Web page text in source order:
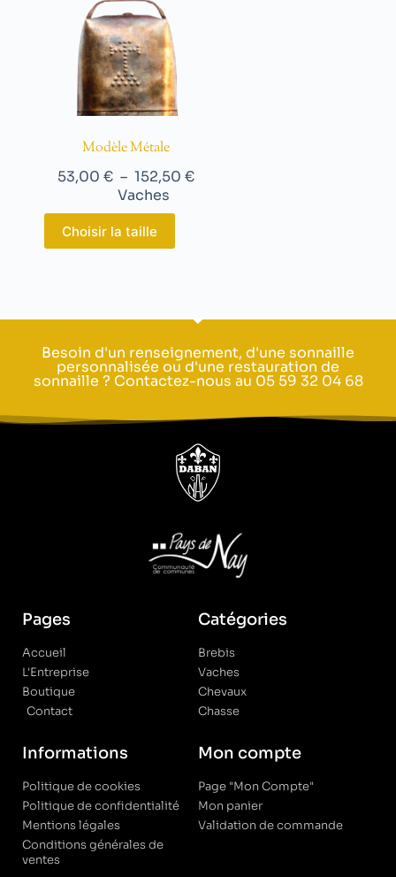
Modèle Métale
53,00 € – 152,50 €
Vaches
Choisir la taille
Besoin d'un renseignement, d'une sonnaille
personnalisée ou d'une restauration de
sonnaille ? Contactez-nous au 05 59 32 04 68
Pages
Accueil
L'Entreprise
Boutique
Contact
Catégories
Brebis
Vaches
Chevaux
Chasse
Informations
Politique de cookies
Politique de confidentialité
Mentions légales
Conditions générales de
ventes
Mon compte
Page "Mon Compte"
Mon panier
Validation de commande